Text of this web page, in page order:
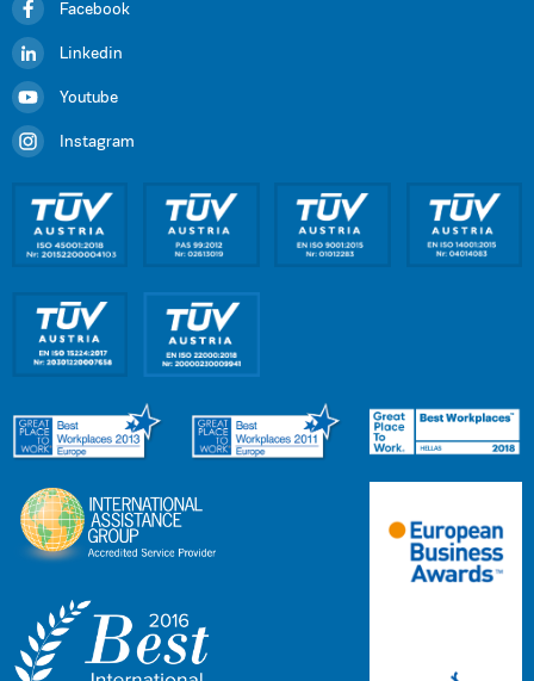
Facebook
Linkedin
Youtube
Instagram